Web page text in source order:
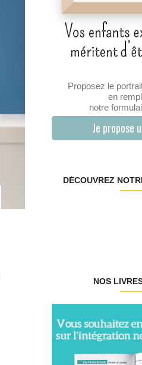
Proposez le
en
notre
Je propose
DÉCOUVREZ
NOS